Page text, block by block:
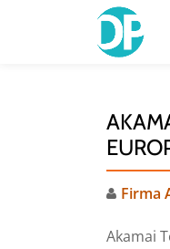
Firma
Akamai